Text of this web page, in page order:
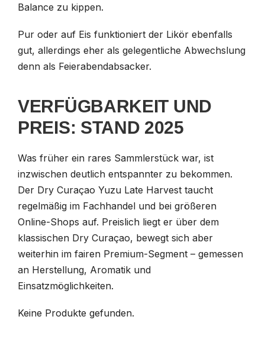
Balance zu kippen.
Pur oder auf Eis funktioniert der Likör ebenfalls
gut, allerdings eher als gelegentliche Abwechslung
denn als Feierabendabsacker.
VERFÜGBARKEIT UND
PREIS: STAND 2025
Was früher ein rares Sammlerstück war, ist
inzwischen deutlich entspannter zu bekommen.
Der Dry Curaçao Yuzu Late Harvest taucht
regelmäßig im Fachhandel und bei größeren
Online-Shops auf. Preislich liegt er über dem
klassischen Dry Curaçao, bewegt sich aber
weiterhin im fairen Premium-Segment – gemessen
an Herstellung, Aromatik und
Einsatzmöglichkeiten.
Keine Produkte gefunden.